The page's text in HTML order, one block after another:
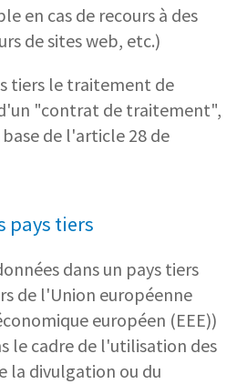
en cas de recours à des
de sites web, etc.)
tiers le traitement de
"contrat de traitement",
de l'article 28 de
pays tiers
dans un pays tiers
de l'Union européenne
européen (EEE))
le cadre de l'utilisation des
la divulgation ou du